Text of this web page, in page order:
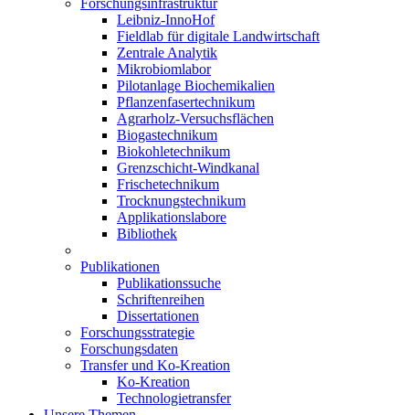
Forschungsinfrastruktur
Leibniz-InnoHof
Fieldlab für digitale Landwirtschaft
Zentrale Analytik
Mikrobiomlabor
Pilotanlage Biochemikalien
Pflanzenfasertechnikum
Agrarholz-Versuchsflächen
Biogastechnikum
Biokohletechnikum
Grenzschicht-Windkanal
Frischetechnikum
Trocknungstechnikum
Applikationslabore
Bibliothek
Publikationen
Publikationssuche
Schriftenreihen
Dissertationen
Forschungsstrategie
Forschungsdaten
Transfer und Ko-Kreation
Ko-Kreation
Technologietransfer